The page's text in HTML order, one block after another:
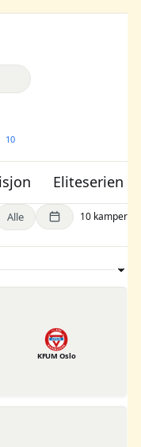
10
Eliteserien
Alle 10 kamper
KFUM Oslo